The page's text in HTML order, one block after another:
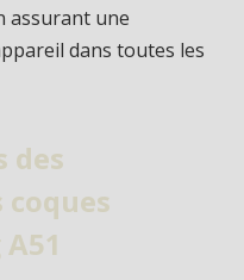
assurant une
dans toutes les
des